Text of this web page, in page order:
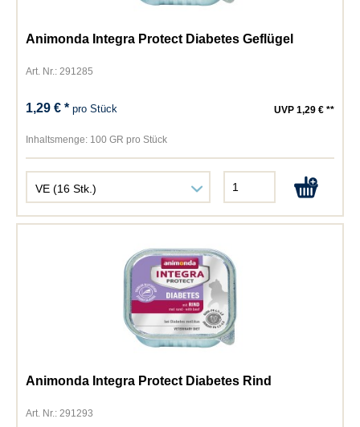
Animonda Integra Protect Diabetes Geflügel
Art. Nr.: 291285
1,29 € *pro Stück UVP 1,29 € **
Inhaltsmenge: 100 GR pro Stück
Animonda Integra Protect Diabetes Rind
Art. Nr.: 291293